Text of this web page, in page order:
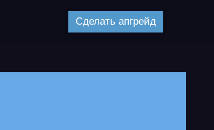
Сделать апгрейд